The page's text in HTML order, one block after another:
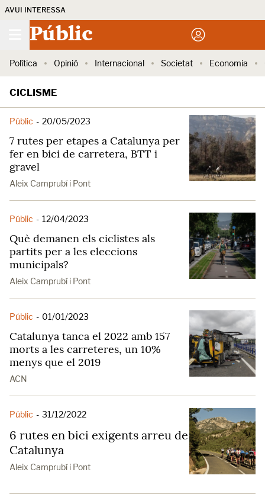
AVUI INTERESSA
Públic
Política Opinió Internacional Societat Economia
CICLISME
Públic - 20/05/2023
7 rutes per etapes a Catalunya per
fer en bici de carretera, BTT i
gravel
Aleix Camprubí i Pont
Públic - 12/04/2023
Què demanen els ciclistes als
partits per a les eleccions
municipals?
Aleix Camprubí i Pont
Públic - 01/01/2023
Catalunya tanca el 2022 amb 157
morts a les carreteres, un 10%
menys que el 2019
ACN
Públic - 31/12/2022
6 rutes en bici exigents arreu de
Catalunya
Aleix Camprubí i Pont